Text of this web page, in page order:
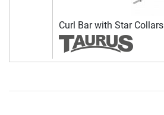
Curl Bar with Star Collars